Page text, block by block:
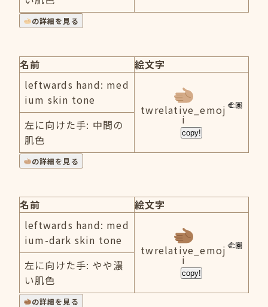
の詳細を見る
名前
絵文字
leftwards hand: med
ium skin tone
twrelative_emoj
i
copy!
左に向けた手: 中間の
肌色
の詳細を見る
名前
絵文字
leftwards hand: med
ium-dark skin tone
twrelative_emoj
i
copy!
左に向けた手: やや濃
い肌色
の詳細を見る